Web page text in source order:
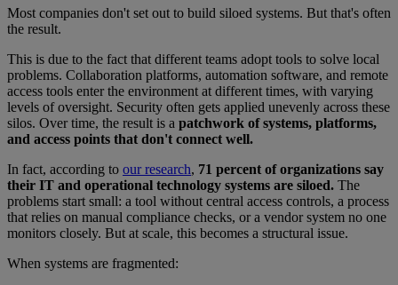
Most companies don't set out to build siloed systems. But that's often
the result.
This is due to the fact that different teams adopt tools to solve local
problems. Collaboration platforms, automation software, and remote
access tools enter the environment at different times, with varying
levels of oversight. Security often gets applied unevenly across these
silos. Over time, the result is a patchwork of systems, platforms,
and access points that don't connect well.
In fact, according to our research, 71 percent of organizations say
their IT and operational technology systems are siloed. The
problems start small: a tool without central access controls, a process
that relies on manual compliance checks, or a vendor system no one
monitors closely. But at scale, this becomes a structural issue.
When systems are fragmented: